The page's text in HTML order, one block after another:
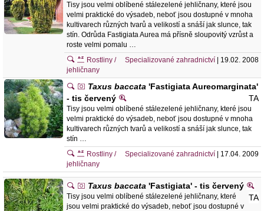
Tisy jsou velmi oblíbené stálezelené jehličnany, které jsou
velmi praktické do výsadeb, neboť jsou dostupné v mnoha
kultivarech různých tvarů a velikostí a snáší jak slunce, tak
stín. Odrůda Fastigiata Aurea má přísně sloupovitý vzrůst a
roste velmi pomalu …
Specializované zahradnictví | 19.02. 2008
Rostliny /
jehličnany
Taxus baccata 'Fastigiata Aureomarginata'
- tis červený
TA
Tisy jsou velmi oblíbené stálezelené jehličnany, které jsou
velmi praktické do výsadeb, neboť jsou dostupné v mnoha
kultivarech různých tvarů a velikostí a snáší jak slunce, tak
stín …
Specializované zahradnictví | 17.04. 2009
Rostliny /
jehličnany
Taxus baccata 'Fastigiata' - tis červený
TA
Tisy jsou velmi oblíbené stálezelené jehličnany, které
jsou velmi praktické do výsadeb, neboť jsou dostupné v